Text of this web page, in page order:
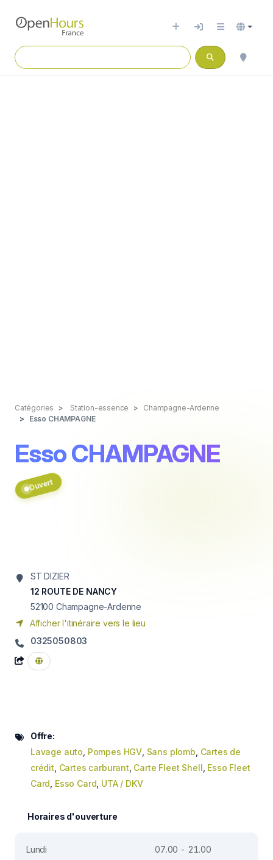
Catégories Station-essence
Champagne-Ardenne
Esso CHAMPAGNE
Esso CHAMPAGNE
Ouvert
ST DIZIER
12 ROUTE DE NANCY
52100 Champagne-Ardenne
Afficher l'itinéraire vers le lieu
0325050803
Offre:
Lavage auto Pompes HGV, Sans plomb Cartes de
crédit Cartes carburant Carte Fleet Shell Esso Fleet
Card Esso Card UTA / DKV
Horaires d'ouverture
Lundi
07.00 - 21.00